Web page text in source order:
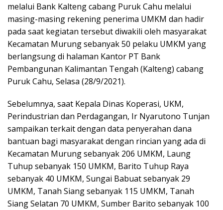
melalui Bank Kalteng cabang Puruk Cahu melalui
masing-masing rekening penerima UMKM dan hadir
pada saat kegiatan tersebut diwakili oleh masyarakat
Kecamatan Murung sebanyak 50 pelaku UMKM yang
berlangsung di halaman Kantor PT Bank
Pembangunan Kalimantan Tengah (Kalteng) cabang
Puruk Cahu, Selasa (28/9/2021).
Sebelumnya, saat Kepala Dinas Koperasi, UKM,
Perindustrian dan Perdagangan, Ir Nyarutono Tunjan
sampaikan terkait dengan data penyerahan dana
bantuan bagi masyarakat dengan rincian yang ada di
Kecamatan Murung sebanyak 206 UMKM, Laung
Tuhup sebanyak 150 UMKM, Barito Tuhup Raya
sebanyak 40 UMKM, Sungai Babuat sebanyak 29
UMKM, Tanah Siang sebanyak 115 UMKM, Tanah
Siang Selatan 70 UMKM, Sumber Barito sebanyak 100